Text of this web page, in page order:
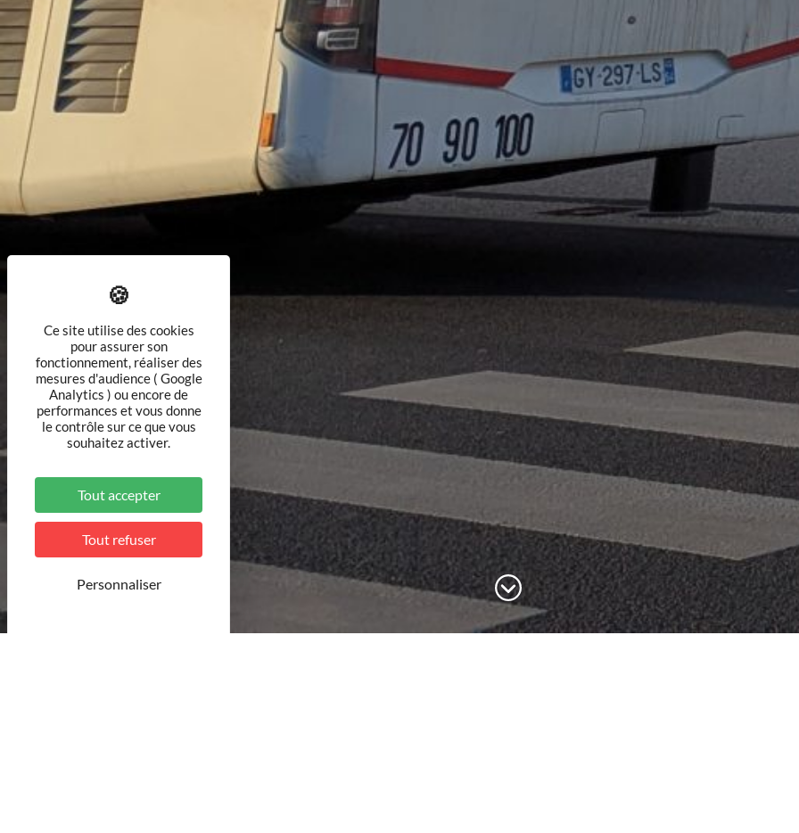
Ce site utilise des cookies
pour assurer son
fonctionnement, réaliser des
mesures d'audience ( Google
Analytics ) ou encore de
performances et vous donne
le contrôle sur ce que vous
souhaitez activer.
Tout accepter
Tout refuser
Personnaliser